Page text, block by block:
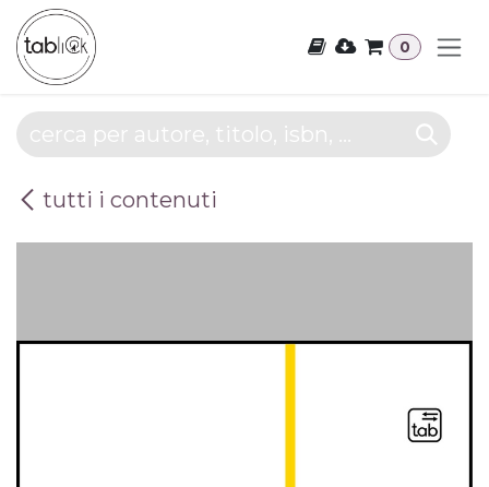
Passa al contenuto
0
tutti i contenuti